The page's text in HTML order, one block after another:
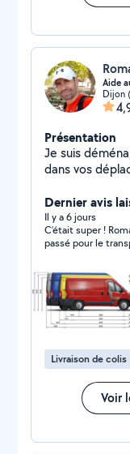
Aide
Dijon
Présentation
Je suis déménageur
dans vos
adapté.
Dernier avis
Il y a 6 jours
C’était super !
passé pour le
Livraison de colis
Voir